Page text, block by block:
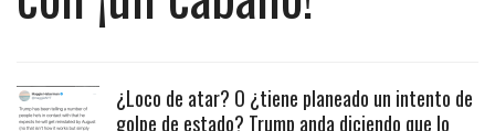
¿Loco de atar? O ¿tiene planeado un intento de
golpe de estado? Trump anda diciendo que lo